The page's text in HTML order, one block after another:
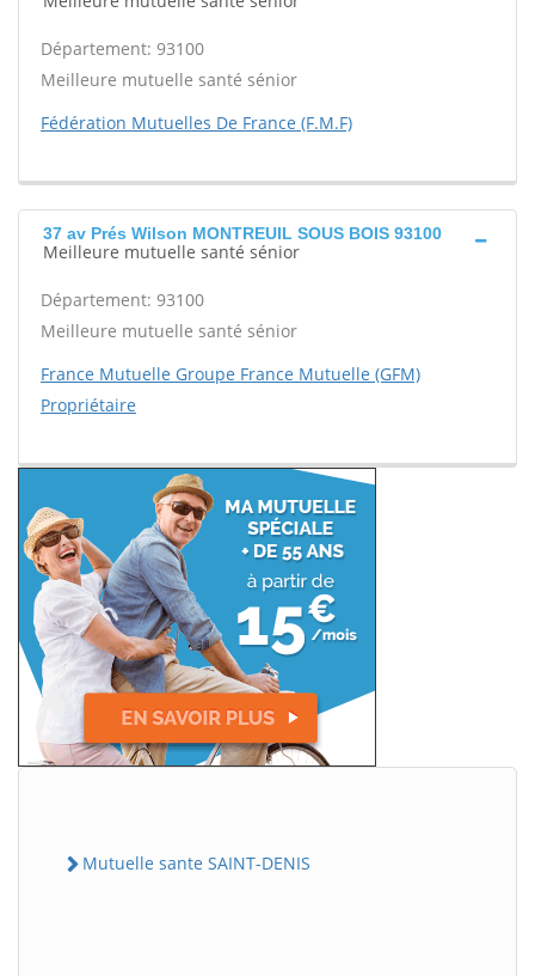
Département: 93100
Meilleure mutuelle santé sénior
Fédération Mutuelles De France (F.M.F)
37 av Prés Wilson MONTREUIL SOUS BOIS 93100
Meilleure mutuelle santé sénior
Département: 93100
Meilleure mutuelle santé sénior
France Mutuelle Groupe France Mutuelle (GFM)
Propriétaire
Mutuelle sante SAINT-DENIS